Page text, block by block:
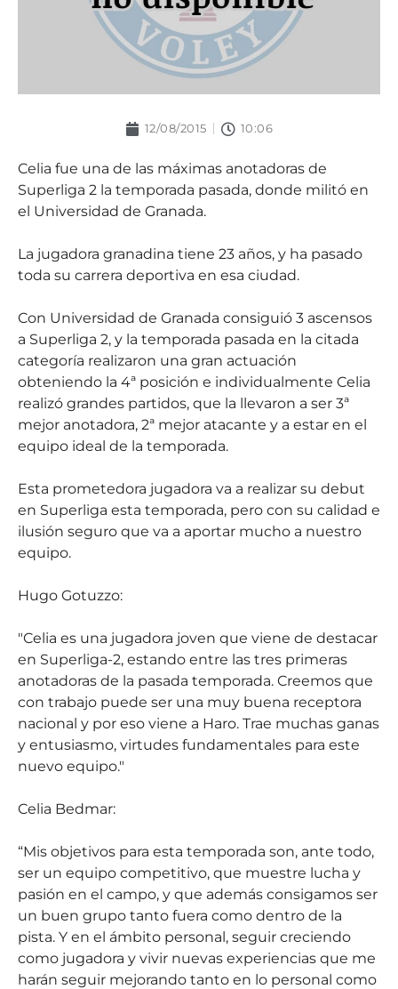
12/08/2015 10:06
Celia fue una de las máximas anotadoras de
Superliga 2 la temporada pasada, donde militó en
el Universidad de Granada.
La jugadora granadina tiene 23 años, y ha pasado
toda su carrera deportiva en esa ciudad.
Con Universidad de Granada consiguió 3 ascensos
a Superliga 2, y la temporada pasada en la citada
categoría realizaron una gran actuación
obteniendo la 4ª posición e individualmente Celia
realizó grandes partidos, que la llevaron a ser 3ª
mejor anotadora, 2ª mejor atacante y a estar en el
equipo ideal de la temporada.
Esta prometedora jugadora va a realizar su debut
en Superliga esta temporada, pero con su calidad e
ilusión seguro que va a aportar mucho a nuestro
equipo.
Hugo Gotuzzo:
"Celia es una jugadora joven que viene de destacar
en Superliga-2, estando entre las tres primeras
anotadoras de la pasada temporada. Creemos que
con trabajo puede ser una muy buena receptora
nacional y por eso viene a Haro. Trae muchas ganas
y entusiasmo, virtudes fundamentales para este
nuevo equipo."
Celia Bedmar:
“Mis objetivos para esta temporada son, ante todo,
ser un equipo competitivo, que muestre lucha y
pasión en el campo, y que además consigamos ser
un buen grupo tanto fuera como dentro de la
pista. Y en el ámbito personal, seguir creciendo
como jugadora y vivir nuevas experiencias que me
harán seguir mejorando tanto en lo personal como